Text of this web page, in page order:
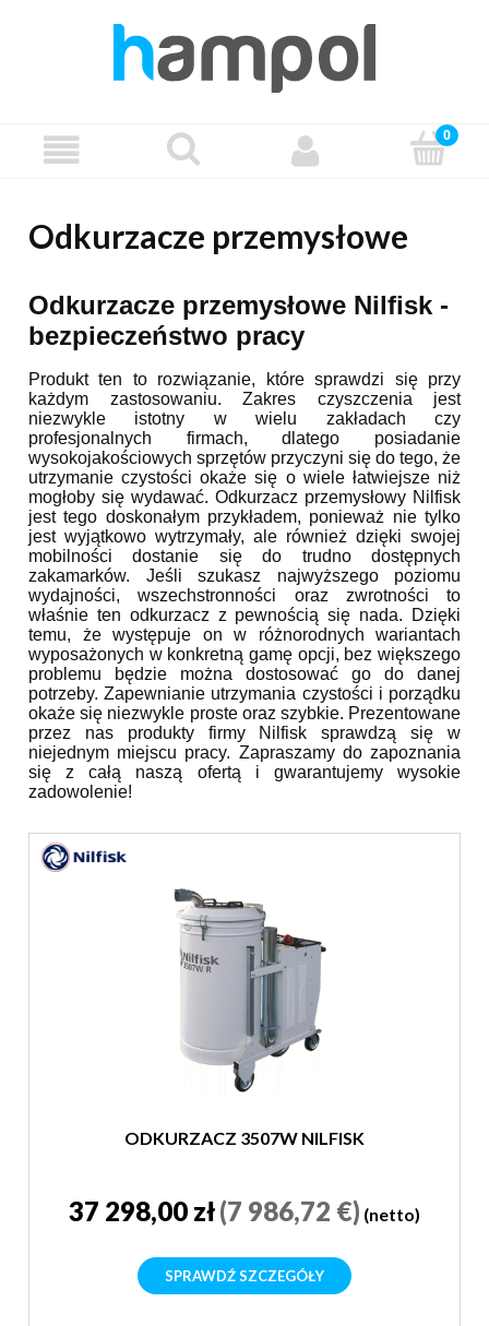
Odkurzacze przemysłowe
Odkurzacze przemysłowe Nilfisk -
bezpieczeństwo pracy
Produkt ten to rozwiązanie, które sprawdzi się przy
każdym zastosowaniu. Zakres czyszczenia jest
niezwykle istotny w wielu zakładach czy
profesjonalnych firmach, dlatego posiadanie
wysokojakościowych sprzętów przyczyni się do tego, że
utrzymanie czystości okaże się o wiele łatwiejsze niż
mogłoby się wydawać. Odkurzacz przemysłowy Nilfisk
jest tego doskonałym przykładem, ponieważ nie tylko
jest wyjątkowo wytrzymały, ale również dzięki swojej
mobilności dostanie się do trudno dostępnych
zakamarków. Jeśli szukasz najwyższego poziomu
wydajności, wszechstronności oraz zwrotności to
właśnie ten odkurzacz z pewnością się nada. Dzięki
temu, że występuje on w różnorodnych wariantach
wyposażonych w konkretną gamę opcji, bez większego
problemu będzie można dostosować go do danej
potrzeby. Zapewnianie utrzymania czystości i porządku
okaże się niezwykle proste oraz szybkie. Prezentowane
przez nas produkty firmy Nilfisk sprawdzą się w
niejednym miejscu pracy. Zapraszamy do zapoznania
się z całą naszą ofertą i gwarantujemy wysokie
zadowolenie!
ODKURZACZ 3507W NILFISK
37 298,00 zł(7 986,72 €) (netto)
SPRAWDŹ SZCZEGÓŁY